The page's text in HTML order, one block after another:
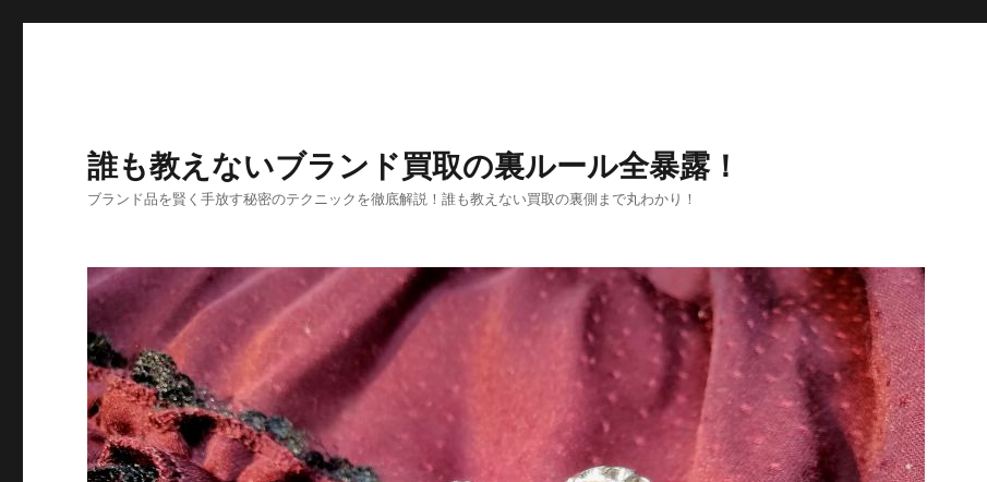
誰も教えないブランド買取の裏ルール全暴露！
ブランド品を賢く手放す秘密のテクニックを徹底解説！誰も教えない買取の裏側まで丸わかり！